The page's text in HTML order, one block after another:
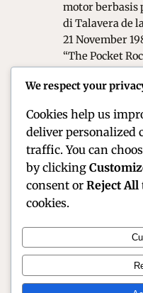
motor berbasis
di Talavera de
21 November
“The Pocket
Grand Prix ke
Official Site of
Motorsport Profile
We respect your
Cookies help us
deliver personalized
traffic. You can
by clicking
consent or Reject All
cookies.